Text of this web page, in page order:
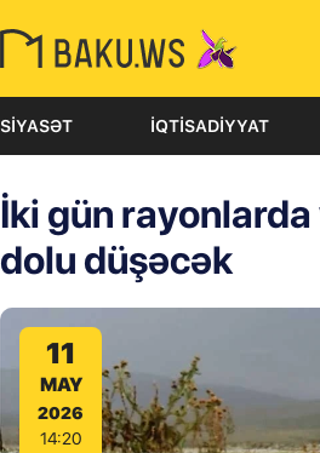
SIYASƏT İQTISADIYYAT
İki gün rayonlarda
dolu düşəcək
11
MAY
2026
14:20